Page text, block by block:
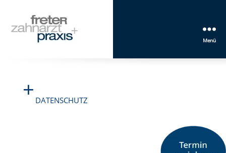
Menü
+ DATENSCHUTZ